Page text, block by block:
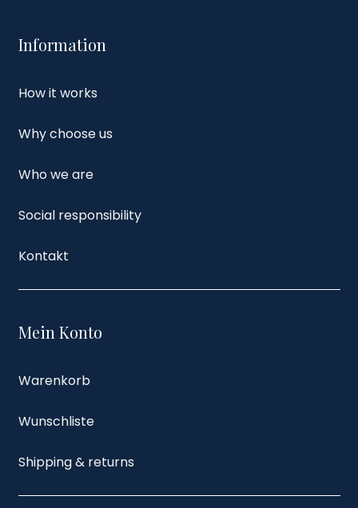
Information
How it works
Why choose us
Who we are
Social responsibility
Kontakt
Mein Konto
Warenkorb
Wunschliste
Shipping & returns